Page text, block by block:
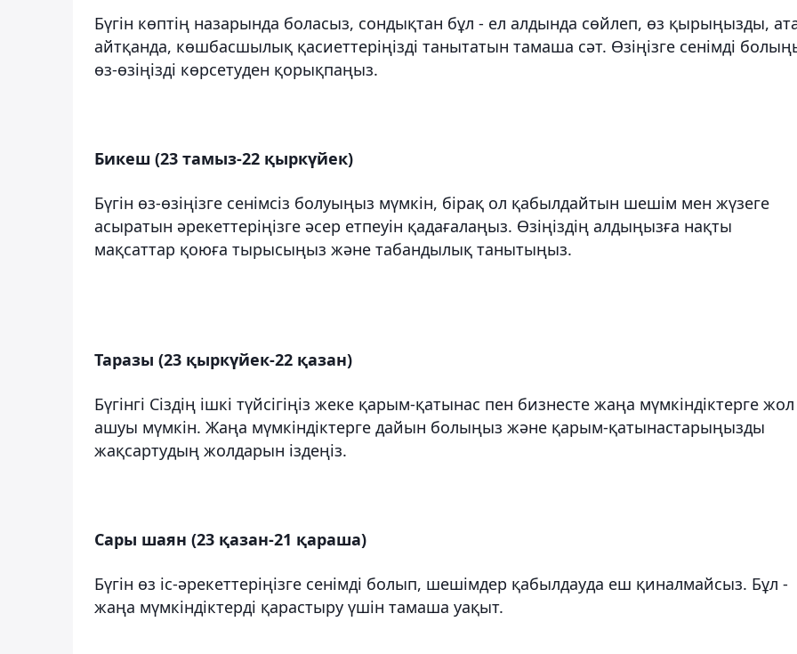
Бүгін көптің назарында боласыз, сондықтан бұл - ел алдында сөйлеп, өз қырыңызды,
айтқанда, көшбасшылық қасиеттеріңізді танытатын тамаша сәт. Өзіңізге сенімді
өз-өзіңізді көрсетуден қорықпаңыз.
Бикеш (23 тамыз-22 қыркүйек)
Бүгін өз-өзіңізге сенімсіз болуыңыз мүмкін, бірақ ол қабылдайтын шешім мен жүзеге
асыратын әрекеттеріңізге әсер етпеуін қадағалаңыз. Өзіңіздің алдыңызға нақты
мақсаттар қоюға тырысыңыз және табандылық танытыңыз.
Таразы (23 қыркүйек-22 қазан)
Бүгінгі Сіздің ішкі түйсігіңіз жеке қарым-қатынас пен бизнесте жаңа мүмкіндіктерге жол
ашуы мүмкін. Жаңа мүмкіндіктерге дайын болыңыз және қарым-қатынастарыңызды
жақсартудың жолдарын іздеңіз.
Сары шаян (23 қазан-21 қараша)
Бүгін өз іс-әрекеттеріңізге сенімді болып, шешімдер қабылдауда еш қиналмайсыз. Бұл -
жаңа мүмкіндіктерді қарастыру үшін тамаша уақыт.